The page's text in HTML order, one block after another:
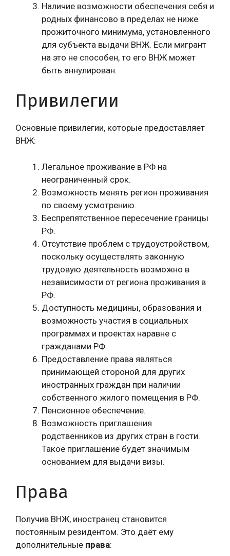
Наличие возможности обеспечения себя и
родных финансово в пределах не ниже
прожиточного минимума, установленного
для субъекта выдачи ВНЖ. Если мигрант
на это не способен, то его ВНЖ может
быть аннулирован.
Привилегии
Основные привилегии, которые предоставляет
ВНЖ:
Легальное проживание в РФ на
неограниченный срок.
Возможность менять регион проживания
по своему усмотрению.
Беспрепятственное пересечение границы
РФ.
Отсутствие проблем с трудоустройством,
поскольку осуществлять законную
трудовую деятельность возможно в
независимости от региона проживания в
РФ.
Доступность медицины, образования и
возможность участия в социальных
программах и проектах наравне с
гражданами РФ.
Предоставление права являться
принимающей стороной для других
иностранных граждан при наличии
собственного жилого помещения в РФ.
Пенсионное обеспечение.
Возможность приглашения
родственников из других стран в гости.
Такое приглашение будет значимым
основанием для выдачи визы.
Права
Получив ВНЖ, иностранец становится
постоянным резидентом. Это даёт ему
дополнительные права: